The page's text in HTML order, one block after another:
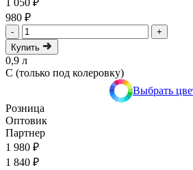
980 ₽
-
+
Купить
0,9 л
C (только под колеровку)
Выбрать
Розница
Оптовик
Партнер
1 980 ₽
1 840 ₽